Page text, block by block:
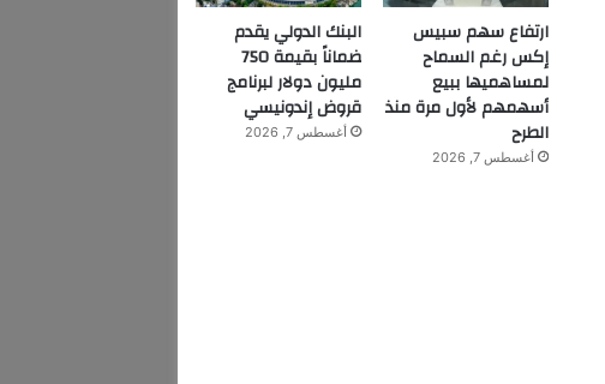
ارتفاع سهم سبيس
إكس رغم السماح
لمساهميها ببيع
أسهمهم لأول مرة منذ
الطرح
أغسطس 7, 2026
البنك الدولي يقدم
ضماناً بقيمة 750
مليون دولار لبرنامج
قروض إندونيسي
أغسطس 7, 2026